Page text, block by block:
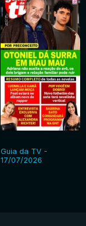
Guia da TV -
17/07/2026